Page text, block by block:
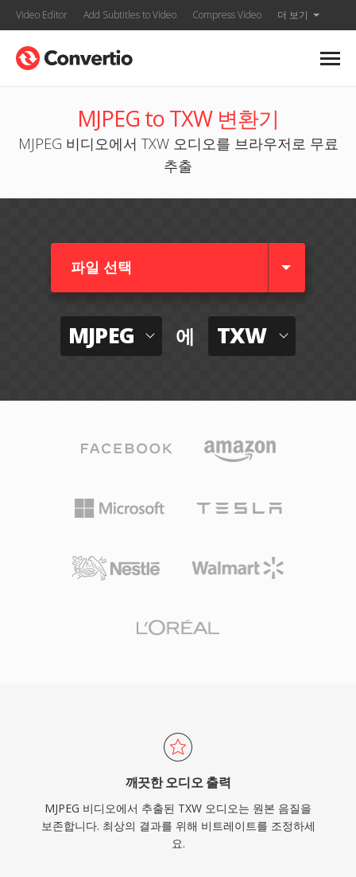
Video Editor Add Subtitles to Video Compress Video 더 보기
MJPEG to TXW 변환기
MJPEG 비디오에서 TXW 오디오를 브라우저로 무료
추출
파일 선택
MJPEG 에 TXW
깨끗한 오디오 출력
MJPEG 비디오에서 추출된 TXW 오디오는 원본 음질을
보존합니다. 최상의 결과를 위해 비트레이트를 조정하세
요.